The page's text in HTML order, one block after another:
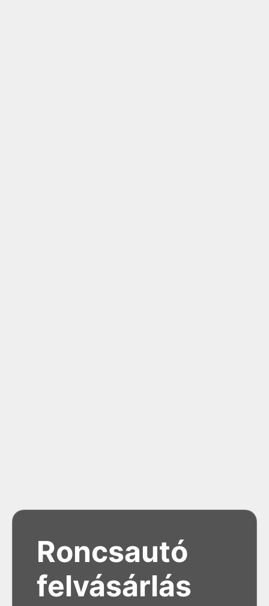
Roncsautó
felvásárlás